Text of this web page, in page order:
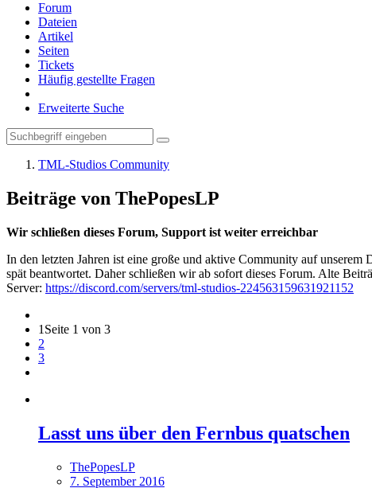
Forum
Dateien
Artikel
Seiten
Tickets
Häufig gestellte Fragen
Erweiterte Suche
TML-Studios Community
Beiträge von ThePopesLP
Wir schließen dieses Forum, Support ist weiter erreichbar
In den letzten Jahren ist eine große und aktive Community auf
spät beantwortet. Daher schließen wir ab sofort dieses Forum. Alte
Server: https://discord.com/servers/tml-studios-224563159631921152
1 Seite 1 von 3
2
3
Lasst uns über den Fernbus quatschen
ThePopesLP
7. September 2016